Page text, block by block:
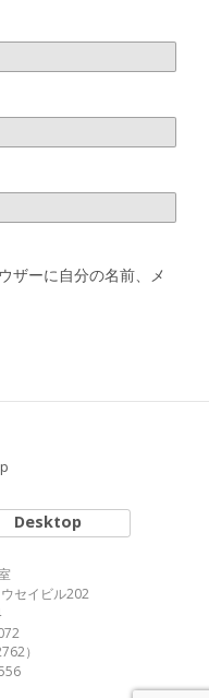
ザーに自分の名前、メ
Desktop
セイビル202
）